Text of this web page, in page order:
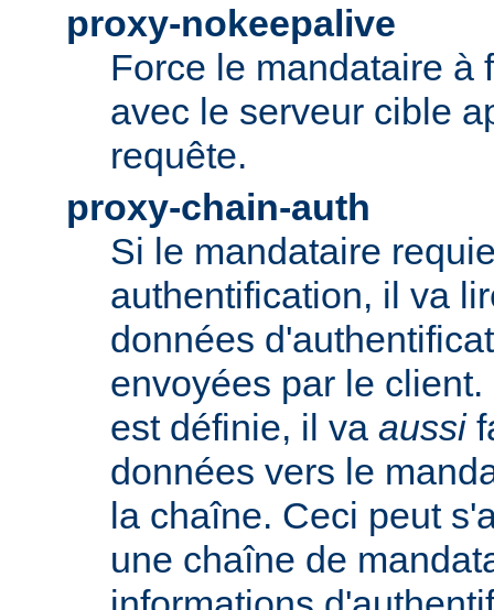
proxy-nokeepalive
Force le mandataire à
avec le serveur cible
requête.
proxy-chain-auth
Si le mandataire
authentification, il va
données
envoyées par le
est définie, il va aussi
données vers le
la chaîne. Ceci peut
une chaîne de